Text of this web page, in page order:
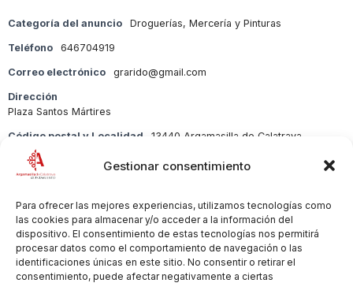
Gestionar consentimiento
Para ofrecer las mejores experiencias, utilizamos tecnologías como
las cookies para almacenar y/o acceder a la información del
dispositivo. El consentimiento de estas tecnologías nos permitirá
procesar datos como el comportamiento de navegación o las
identificaciones únicas en este sitio. No consentir o retirar el
consentimiento, puede afectar negativamente a ciertas
Categoría del anuncio Droguerías, Mercería y Pinturas
Teléfono 646704919
Correo electrónico grarido@gmail.com
Dirección
Plaza Santos Mártires
Código postal y Localidad 13440 Argamasilla de Calatrava
Sector
Copyright © 2026 Ayuntamiento de Argamasilla de Calatrava
Politica de Privacidad y Aviso Legal
Registro de la actividad
Cookies